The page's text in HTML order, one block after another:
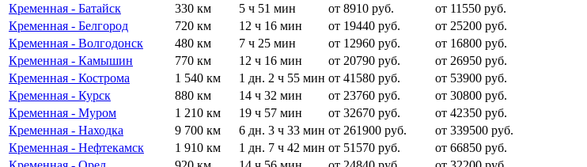
Кременная - Батайск
330 км 5 ч 51 мин от 8910 руб.
от 11550 руб.
Кременная - Белгород
720 км 12 ч 16 мин от 19440 руб.
от 25200 руб.
Кременная - Волгодонск
480 км 7 ч 25 мин от 12960 руб.
от 16800 руб.
Кременная - Камышин
770 км 12 ч 16 мин от 20790 руб.
от 26950 руб.
Кременная - Кострома
1 540 км 1 дн. 2 ч 55 мин от 41580 руб.
от 53900 руб.
Кременная - Курск
880 км 14 ч 32 мин от 23760 руб.
от 30800 руб.
Кременная - Муром
1 210 км 19 ч 57 мин от 32670 руб.
от 42350 руб.
Кременная - Находка
9 700 км 6 дн. 3 ч 33 мин от 261900 руб.
от 339500 руб.
Кременная - Нефтекамск
1 910 км 1 дн. 7 ч 42 мин от 51570 руб.
от 66850 руб.